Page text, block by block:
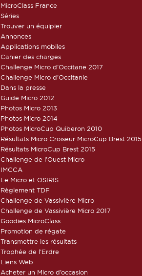
MicroClass France
Séries
Trouver un équipier
Annonces
Applications mobiles
Cahier des charges
Challenge Micro d’Occitane 2017
Challenge Micro d’Occitanie
Dans la presse
Guide Micro 2012
Photos Micro 2013
Photos Micro 2014
Photos MicroCup Quiberon 2010
Résultats Micro Croiseur MicroCup Brest 2015
Résultats MicroCup Brest 2015
Challenge de l’Ouest Micro
IMCCA
Le Micro et OSIRIS
Règlement TDF
Challenge de Vassivière Micro
Challenge de Vassivière Micro 2017
Goodies MicroClass
Promotion de régate
Transmettre les résultats
Trophée de l’Erdre
Liens Web
Acheter un Micro d’occasion